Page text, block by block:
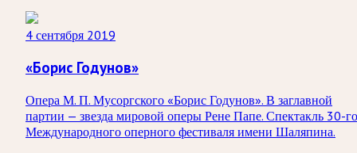
4 сентября 2019
«Борис Годунов»
Опера М. П. Мусоргского «Борис Годунов». В заглавной
партии — звезда мировой оперы Рене Папе. Спектакль 30-го
Международного оперного фестиваля имени Шаляпина.